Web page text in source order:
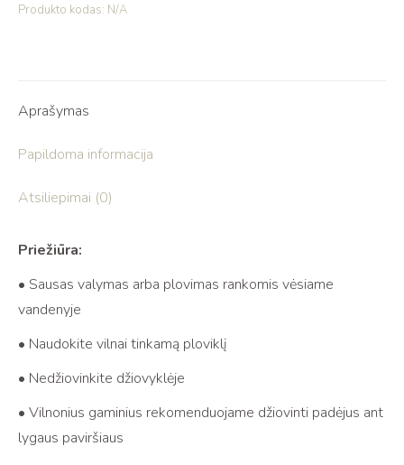
Produkto kodas: N/A
Aprašymas
Papildoma informacija
Atsiliepimai (0)
Priežiūra:
• Sausas valymas arba plovimas rankomis vėsiame
vandenyje
• Naudokite vilnai tinkamą ploviklį
• Nedžiovinkite džiovyklėje
• Vilnonius gaminius rekomenduojame džiovinti padėjus ant
lygaus paviršiaus